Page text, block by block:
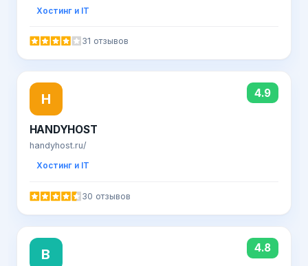
Хостинг и IT
31 отзывов
H 4.9
HANDYHOST
handyhost.ru/
Хостинг и IT
30 отзывов
B 4.8